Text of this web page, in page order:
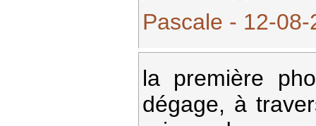
Pascale - 12-
la première
dégage, à